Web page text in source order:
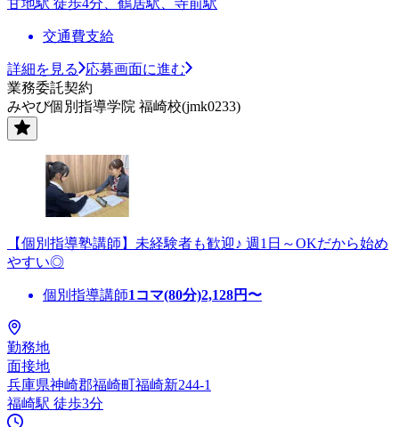
交通費支給
詳細を見る
応募画面に進む
業務委託契約
みやび個別指導学院 福崎校(jmk0233)
【個別指導塾講師】未経験者も歓迎♪ 週1日～OKだから始め
やすい◎
個別指導講師1コマ(80分)2,128円〜
勤務地
面接地
兵庫県神崎郡福崎町福崎新244-1
福崎駅 徒歩3分